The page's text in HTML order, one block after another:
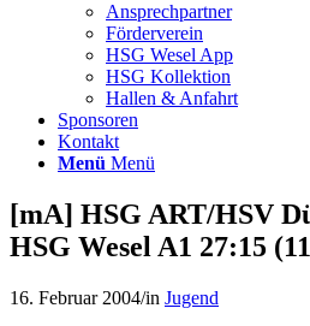
Ansprechpartner
Förderverein
HSG Wesel App
HSG Kollektion
Hallen & Anfahrt
Sponsoren
Kontakt
Menü Menü
[mA] HSG ART/HSV
HSG Wesel A1 27:15
16. Februar 2004/in Jugend